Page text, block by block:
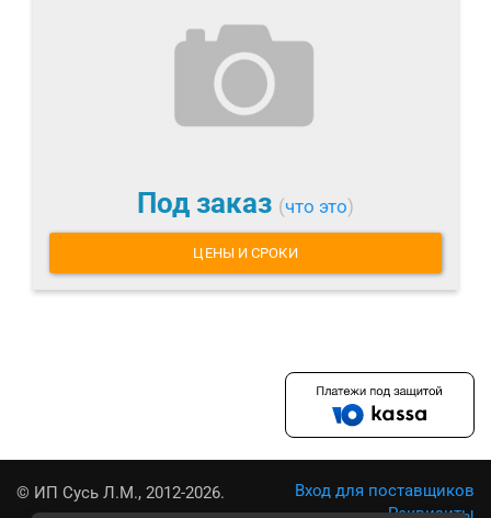
Под заказ (что это)
ЦЕНЫ И СРОКИ
© ИП Сусь Л.М., 2012-2026.
Вход для поставщиков